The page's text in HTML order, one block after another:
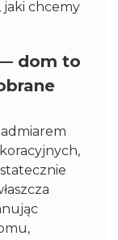
chcemy
dom to